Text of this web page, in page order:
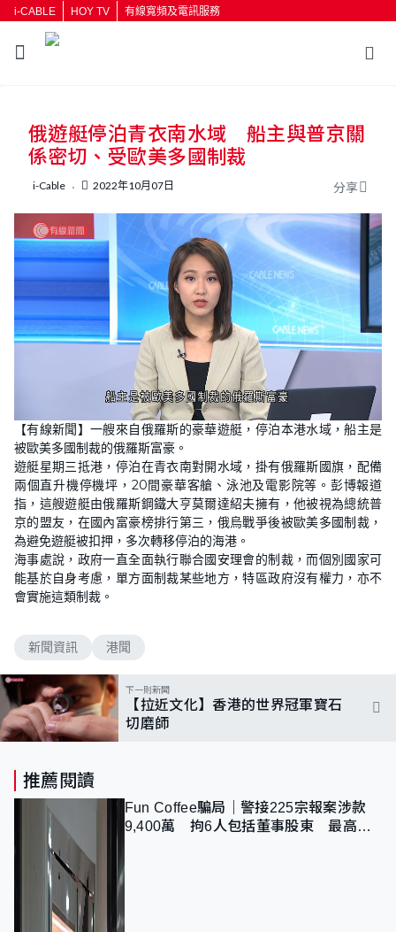
i-CABLE HOY TV 有線寬頻及電訊服務
按輸入鍵開始搜尋
俄遊艇停泊青衣南水域 船主與普京關
係密切、受歐美多國制裁
i-Cable 2022年10月07日 分享
n
m
u
t
e
L
o
a
e
d
:
1
0
0
.
0
0
%
【有線新聞】一艘來自俄羅斯的豪華遊艇，停泊本港水域，船主是
被歐美多國制裁的俄羅斯富豪。
遊艇星期三抵港，停泊在青衣南對開水域，掛有俄羅斯國旗，配備
兩個直升機停機坪，20間豪華客艙、泳池及電影院等。彭博報道
指，這艘遊艇由俄羅斯鋼鐵大亨莫爾達紹夫擁有，他被視為總統普
京的盟友，在國內富豪榜排行第三，俄烏戰爭後被歐美多國制裁，
為避免遊艇被扣押，多次轉移停泊的海港。
海事處說，政府一直全面執行聯合國安理會的制裁，而個別國家可
能基於自身考慮，單方面制裁某些地方，特區政府沒有權力，亦不
會實施這類制裁。
新聞資訊 港聞
下一則新聞
【拉近文化】香港的世界冠軍寶石
切磨師
推薦閱讀
Fun Coffee騙局｜警接225宗報案涉款
9,400萬 拘6人包括董事股東 最高金